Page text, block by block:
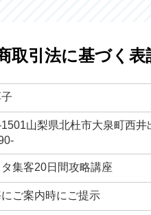
取引法に基づく表
山梨県北杜市大泉町西井
集客20日間攻略講座
ご案内時にご提示